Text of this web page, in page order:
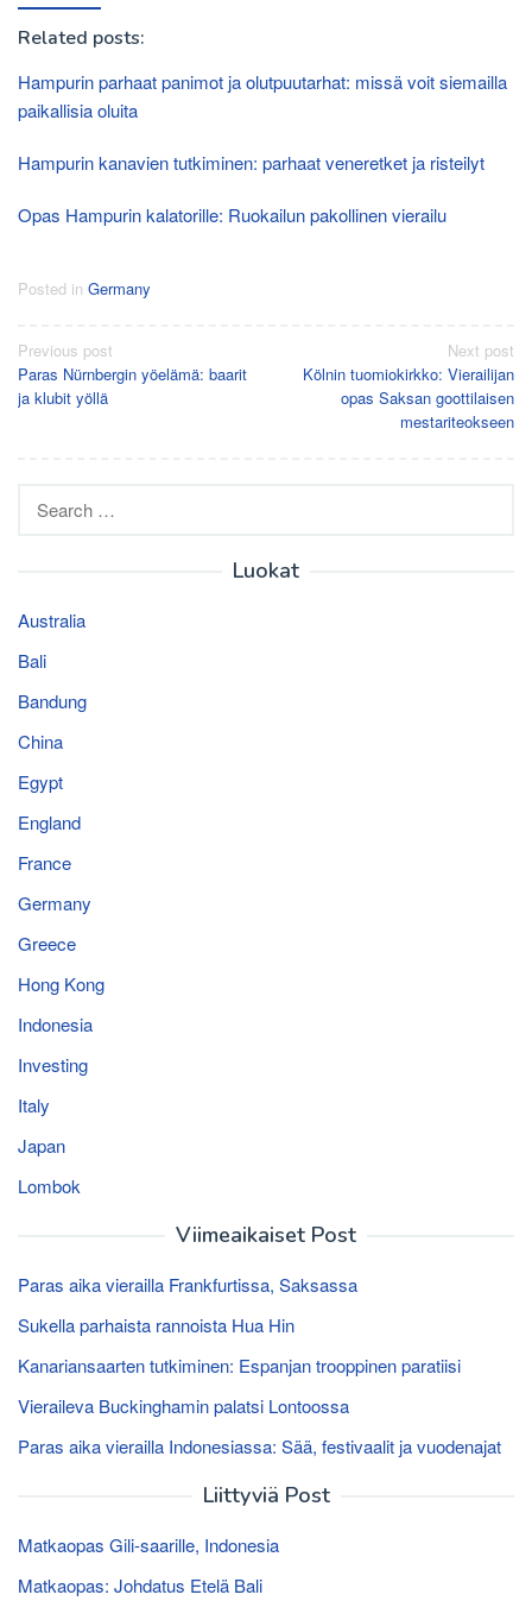
Related posts:
Hampurin parhaat panimot ja olutpuutarhat: missä voit siemailla
paikallisia oluita
Hampurin kanavien tutkiminen: parhaat veneretket ja risteilyt
Opas Hampurin kalatorille: Ruokailun pakollinen vierailu
Posted in Germany
Post
navigation
Previous post
Paras Nürnbergin yöelämä: baarit
ja klubit yöllä
Next post
Kölnin tuomiokirkko: Vierailijan
opas Saksan goottilaisen
mestariteokseen
for:
Luokat
Australia
Bali
Bandung
China
Egypt
England
France
Germany
Greece
Hong Kong
Indonesia
Investing
Italy
Japan
Lombok
Viimeaikaiset Post
Paras aika vierailla Frankfurtissa, Saksassa
Sukella parhaista rannoista Hua Hin
Kanariansaarten tutkiminen: Espanjan trooppinen paratiisi
Vieraileva Buckinghamin palatsi Lontoossa
Paras aika vierailla Indonesiassa: Sää, festivaalit ja vuodenajat
Liittyviä Post
Matkaopas Gili-saarille, Indonesia
Matkaopas: Johdatus Etelä Bali